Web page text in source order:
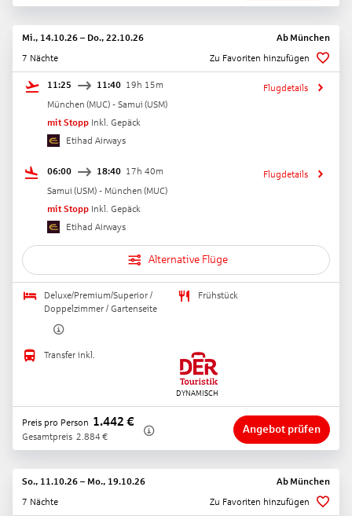
Mi., 14.10.26 – Do., 22.10.26 Ab München
7 Nächte
Zu Favoriten hinzufügen
11:25 11:40 19h 15m
München (MUC) - Samui (USM)
mit Stopp Inkl. Gepäck
Etihad Airways
Flugdetails
06:00 18:40 17h 40m
Samui (USM) - München (MUC)
mit Stopp Inkl. Gepäck
Etihad Airways
Flugdetails
Alternative Flüge
Deluxe/Premium/Superior /
Doppelzimmer / Gartenseite
Frühstück
Transfer inkl.
Preis pro Person 1.442 €
Gesamtpreis 2.884 €
Angebot prüfen
So., 11.10.26 – Mo., 19.10.26 Ab München
7 Nächte
Zu Favoriten hinzufügen